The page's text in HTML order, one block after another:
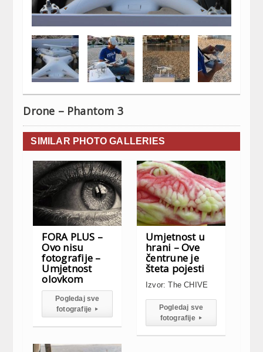
Drone – Phantom 3
SIMILAR PHOTO GALLERIES
FORA PLUS –
Ovo nisu
fotografije –
Umjetnost
olovkom
Pogledaj sve
fotografije▸
Umjetnost u
hrani – Ove
čentrune je
šteta pojesti
Izvor: The CHIVE
Pogledaj sve
fotografije▸